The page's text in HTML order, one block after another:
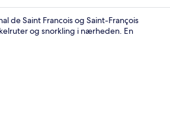
de Saint Francois og Saint-François
og snorkling i nærheden. En